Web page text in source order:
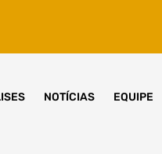
NOTÍCIAS EQUIPE